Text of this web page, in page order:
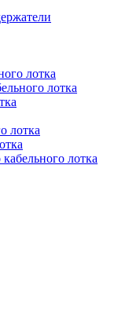
лотка
лотка
лотка
лотка